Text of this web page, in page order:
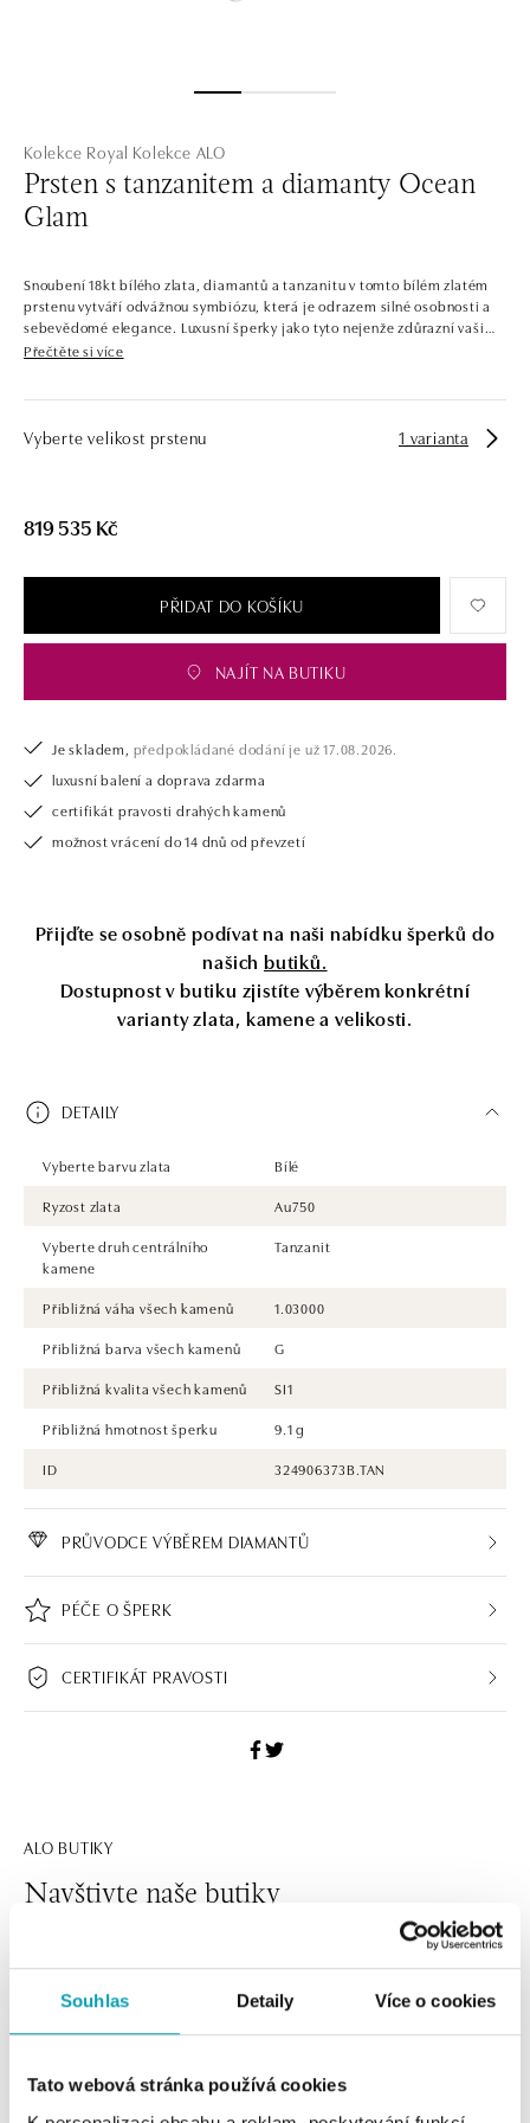
Souhlas Detaily Více o cookies
Tato webová stránka používá cookies
Kolekce Royal Kolekce ALO
Prsten s tanzanitem a diamanty Ocean
Glam
Snoubení 18kt bílého zlata, diamantů a tanzanitu v tomto bílém zlatém
prstenu vytváří odvážnou symbiózu, která je odrazem silné osobnosti a
sebevědomé elegance. Luxusní šperky jako tyto nejenže zdůrazní vaši
výjimečnost, ale také přinesou do vašeho života neopakovatelný nádech
Šperky, které by mohla nosit samotná princezna. Celá kolekce je
protkána výraznými centrálními kameny se zářivým diamantovým
královské pokladnici.
drahých kamenů už téměř 30 let. Každý šperk je tak originál a je také
opatřen certifikátem pravosti a dodán v luxusním balení. Ať už vybíráte
námi pouze šperk, ale také chytrou investici.
Přečtěte si více
Vyberte velikost prstenu 1 varianta
819 535 Kč
PŘIDAT DO KOŠÍKU
NAJÍT NA BUTIKU
Je skladem, předpokládané dodání je už 17.08.2026.
luxusní balení a doprava zdarma
certifikát pravosti drahých kamenů
možnost vrácení do 14 dnů od převzetí
Přijďte se osobně podívat na naši nabídku šperků do
našich butiků.
Dostupnost v butiku zjistíte výběrem konkrétní
varianty zlata, kamene a velikosti.
DETAILY
Vyberte barvu zlata
Bílé
Ryzost zlata
Au750
Vyberte druh centrálního
kamene
Tanzanit
Přibližná váha všech kamenů
1.03000
Přibližná barva všech kamenů
G
Přibližná kvalita všech kamenů
SI1
Přibližná hmotnost šperku
9.1 g
ID
324906373B.TAN
PRŮVODCE VÝBĚREM DIAMANTŮ
PÉČE O ŠPERK
CERTIFIKÁT PRAVOSTI
ALO BUTIKY
Navštivte naše butiky